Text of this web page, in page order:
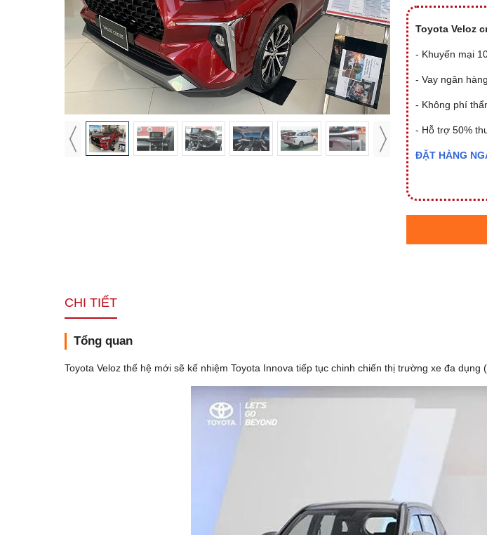
Toyota Veloz
- Khuyến mại
- Vay ngân
- Không phí
- Hỗ trợ 50%
ĐẶT HÀNG
CHI TIẾT
Tổng quan
Toyota Veloz thế hệ mới sẽ kế nhiệm Toyota Innova tiếp tục chinh chiến thị trường xe đa dụng